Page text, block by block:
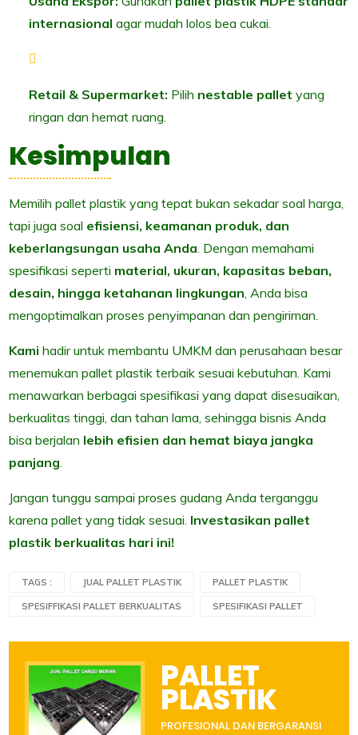
internasional agar mudah lolos bea cukai.
Retail & Supermarket: Pilih nestable pallet yang
ringan dan hemat ruang.
Kesimpulan
Memilih pallet plastik yang tepat bukan sekadar soal harga,
tapi juga soal efisiensi, keamanan produk, dan
keberlangsungan usaha Anda. Dengan memahami
spesifikasi seperti material, ukuran, kapasitas beban,
desain, hingga ketahanan lingkungan, Anda bisa
mengoptimalkan proses penyimpanan dan pengiriman.
Kami hadir untuk membantu UMKM dan perusahaan besar
menemukan pallet plastik terbaik sesuai kebutuhan. Kami
menawarkan berbagai spesifikasi yang dapat disesuaikan,
berkualitas tinggi, dan tahan lama, sehingga bisnis Anda
bisa berjalan lebih efisien dan hemat biaya jangka
panjang.
Jangan tunggu sampai proses gudang Anda terganggu
karena pallet yang tidak sesuai. Investasikan pallet
plastik berkualitas hari ini!
TAGS : JUAL PALLET PLASTIK PALLET PLASTIK
SPESIFFIKASI PALLET BERKUALITAS SPESIFIKASI PALLET
PALLET
PLASTIK
PROFESIONAL DAN BERGARANSI